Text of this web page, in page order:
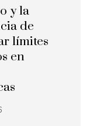
y la
de
límites
en